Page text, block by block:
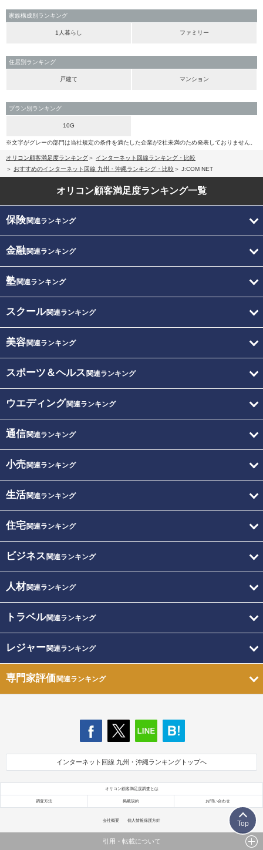
家族構成別ランキング
1人暮らし ファミリー
住居別ランキング
戸建て マンション
プラン別ランキング
10G
※文字がグレーの部門は当社規定の条件を満たした企業が2社未満のため発表しておりません。
オリコン顧客満足度ランキング
インターネット回線ランキング・比較
おすすめのインターネット回線 九州・沖縄ランキング・比較
J:COM NET
オリコン顧客満足度ランキング一覧
保険関連ランキング
金融関連ランキング
塾関連ランキング
スクール関連ランキング
美容関連ランキング
スポーツ＆ヘルス 関連ランキング
ウエディング関連ランキング
通信関連ランキング
小売関連ランキング
生活関連ランキング
住宅関連ランキング
ビジネス 関連ランキング
人材関連ランキング
トラベル関連ランキング
レジャー関連ランキング
専門家評価関連ランキング
インターネット回線 九州・沖縄ランキングトップへ
オリコン顧客満足度調査とは
調査方法 掲載規約 お問い合わせ
会社概要 個人情報保護方針
引用・転載について
Top